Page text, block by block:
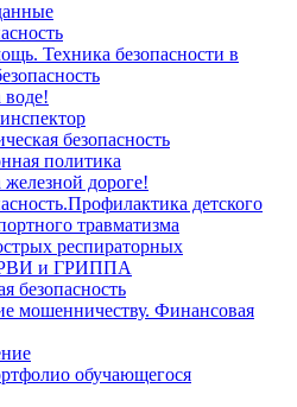
Техника безопасности в
воде!
безопасность
политика
железной дороге!
детского
травматизма
респираторных
и ГРИППА
безопасность
мошенничеству. Финансовая
обучающегося